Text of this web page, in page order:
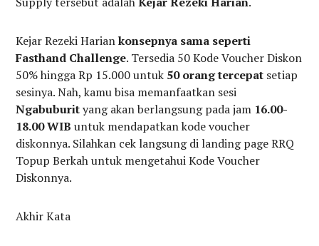
Kejar Rezeki Hariankonsepnya sama seperti
Fasthand Challenge. Tersedia 50 Kode Voucher Diskon
50% hingga Rp 15.000 untuk 50 orang tercepat setiap
sesinya. Nah, kamu bisa memanfaatkan sesi
Ngabuburityang akan berlangsung pada jam 16.00-
18.00 WIB untuk mendapatkan kode voucher
diskonnya. Silahkan cek langsung di landing page RRQ
Topup Berkah untuk mengetahui Kode Voucher
Diskonnya.
Akhir Kata